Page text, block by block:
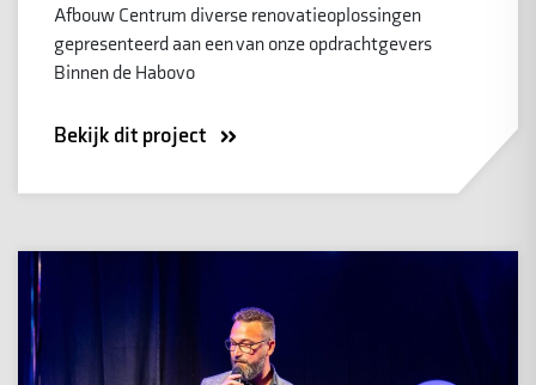
Afbouw Centrum diverse renovatieoplossingen
gepresenteerd aan een van onze opdrachtgevers
Binnen de Habovo
Bekijk dit project